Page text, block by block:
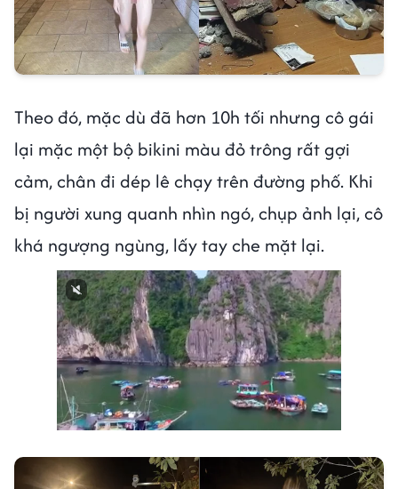
Theo đó, mặc dù đã hơn 10h tối nhưng cô gái
lại mặc một bộ bikini màu đỏ trông rất gợi
cảm, chân đi dép lê chạy trên đường phố. Khi
bị người xung quanh nhìn ngó, chụp ảnh lại, cô
khá ngượng ngùng, lấy tay che mặt lại.
Next video in 2 Cancel